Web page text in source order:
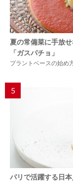
夏の常備菜に手放
「ガスパチョ」
プラントベースの始め
5
パリで活躍する日